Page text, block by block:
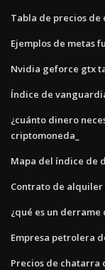
Tabla de precios
Ejemplos de metas
Nvidia geforce gtx
Índice de
¿cuánto dinero
criptomoneda_
Mapa del índice de
Contrato de
¿qué es un derrame
Empresa petrolera
Precios de chatarra